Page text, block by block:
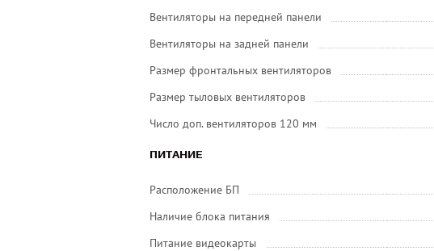
Вентиляторы на передней панели
Вентиляторы на задней панели
Размер фронтальных вентиляторов
Размер тыловых вентиляторов
Число доп. вентиляторов 120 мм
ПИТАНИЕ
Расположение БП
Наличие блока питания
Питание видеокарты